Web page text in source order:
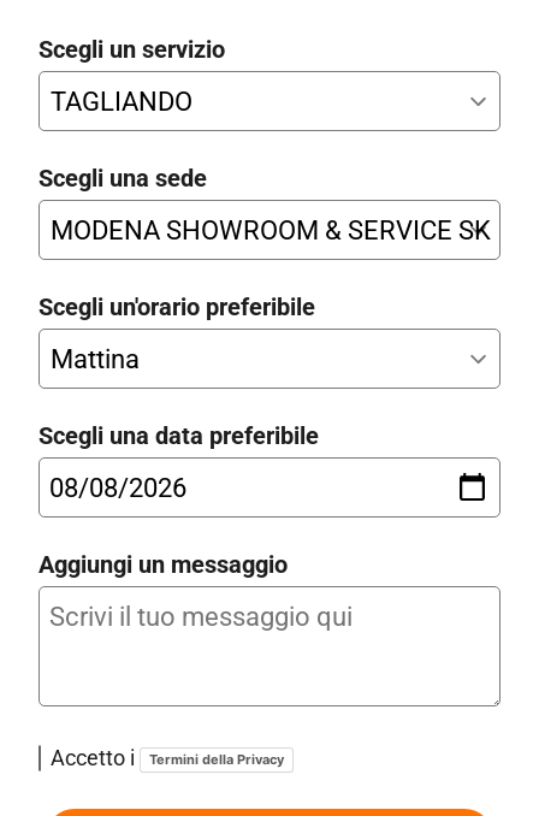
Scegli un servizio
Scegli una sede
Scegli un'orario preferibile
Scegli una data preferibile
Aggiungi un messaggio
Accetto i Termini della Privacy